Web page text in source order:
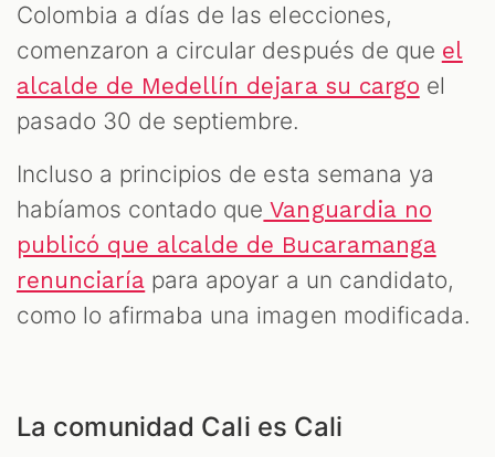
Colombia a días de las elecciones,
comenzaron a circular después de que el
alcalde de Medellín dejara su cargo el
pasado 30 de septiembre.
Incluso a principios de esta semana ya
habíamos contado que Vanguardia no
publicó que alcalde de Bucaramanga
renunciaría para apoyar a un candidato,
como lo afirmaba una imagen modificada.
La comunidad Cali es Cali